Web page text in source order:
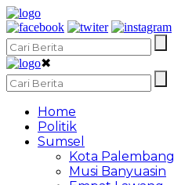
✖
Home
Politik
Sumsel
Kota Palembang
Musi Banyuasin